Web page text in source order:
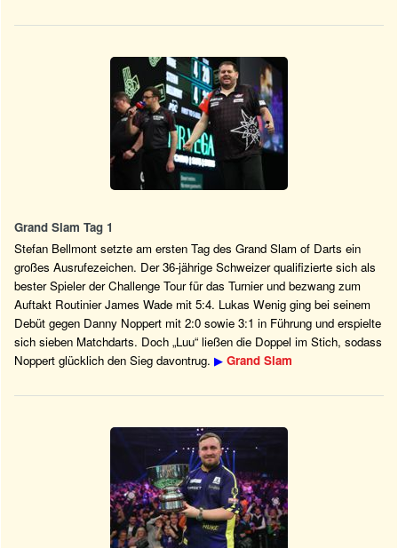
Grand Slam Tag 1
Stefan Bellmont setzte am ersten Tag des Grand Slam of Darts ein
großes Ausrufezeichen. Der 36-jährige Schweizer qualifizierte sich als
bester Spieler der Challenge Tour für das Turnier und bezwang zum
Auftakt Routinier James Wade mit 5:4. Lukas Wenig ging bei seinem
Debüt gegen Danny Noppert mit 2:0 sowie 3:1 in Führung und erspielte
sich sieben Matchdarts. Doch „Luu“ ließen die Doppel im Stich, sodass
Noppert glücklich den Sieg davontrug. ▶ Grand Slam